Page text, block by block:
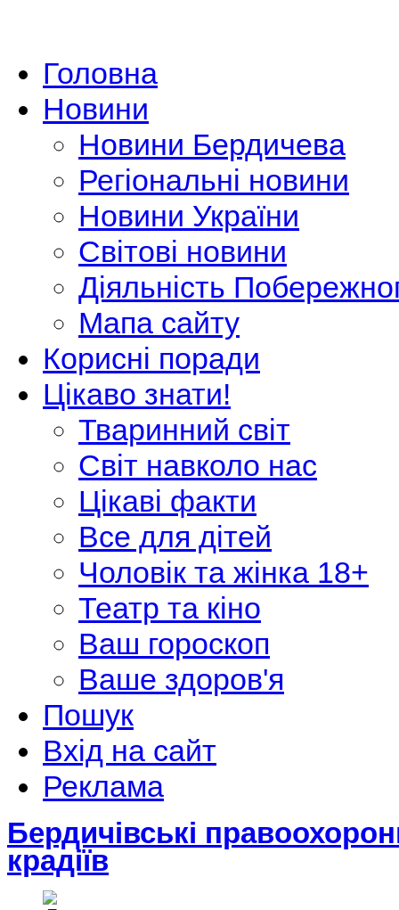
Головна
Новини
Новини Бердичева
Регіональні новини
Новини України
Світові новини
Діяльність
Мапа сайту
Корисні поради
Цікаво знати!
Тваринний світ
Світ навколо нас
Цікаві факти
Все для дітей
Чоловік та жінка 18+
Театр та кіно
Ваш гороскоп
Ваше здоров'я
Пошук
Вхід на сайт
Реклама
Бердичівські
крадіїв